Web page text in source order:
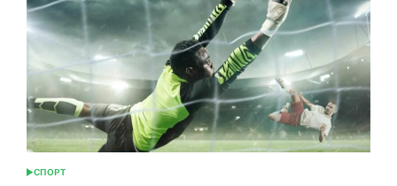
ОПУБЛІКУВАТИ
СПОРТ